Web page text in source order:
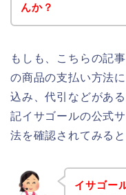
んか？
もしも、こちらの記
の商品の支払い方法
込み、代引などがあ
記イサゴールの公式
法を確認されてみる
イサゴー